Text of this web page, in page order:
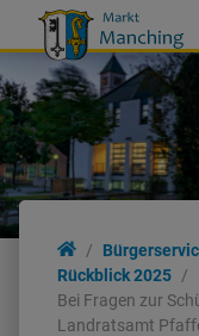
Rückblick 2025
Bei Fragen zur
Landratsamt